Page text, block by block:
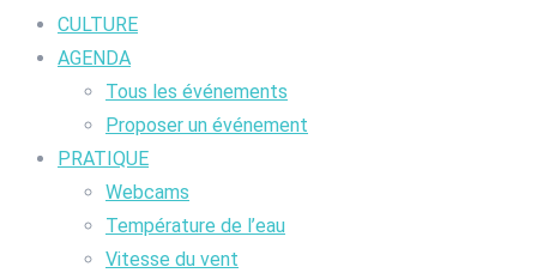
CULTURE
AGENDA
Tous les événements
Proposer un événement
PRATIQUE
Webcams
Température de l’eau
Vitesse du vent